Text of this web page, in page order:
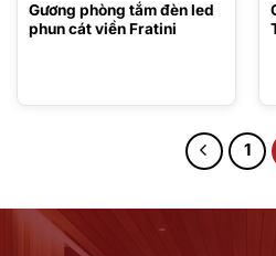
Gương phòng tắm đèn led
phun cát viền Fratini
1